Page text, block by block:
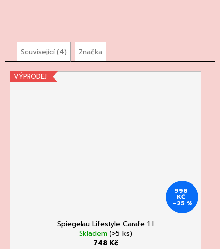
Související (4) Značka
VÝPRODEJ
998
KČ
–25 %
Spiegelau Lifestyle Carafe 1 l
Skladem (>5 ks)
748 Kč
CHATELDON,
VODA
PERLIVÁ